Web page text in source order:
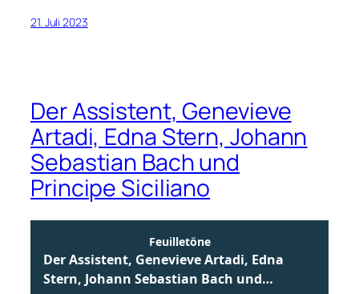
21. Juli 2023
Der Assistent, Genevieve
Artadi, Edna Stern, Johann
Sebastian Bach und
Principe Siciliano